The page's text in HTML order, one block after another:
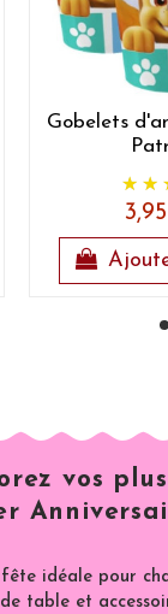
Gobelets
vos
idéale pour
table et